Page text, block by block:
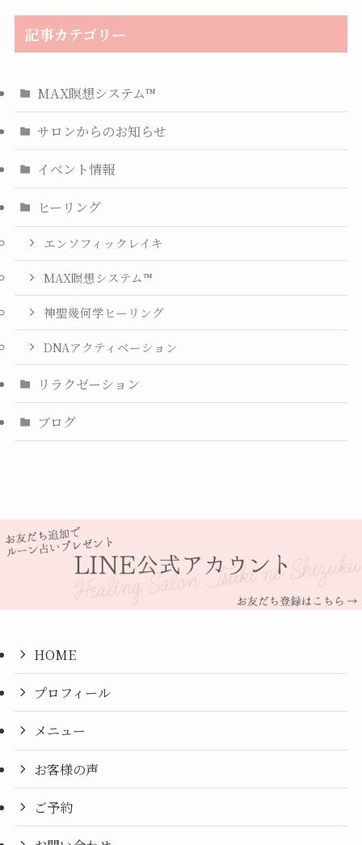
記事カテゴリー
MAX瞑想システム™
サロンからのお知らせ
イベント情報
ヒーリング
エンソフィックレイキ
MAX瞑想システム™
神聖幾何学ヒーリング
DNAアクティベーション
リラクゼーション
ブログ
HOME
プロフィール
メニュー
お客様の声
ご予約